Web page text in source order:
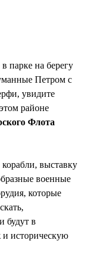
в парке на берегу
Петром с
увидите
районе
Флота
выставку
военные
которые
будут в
и историческую